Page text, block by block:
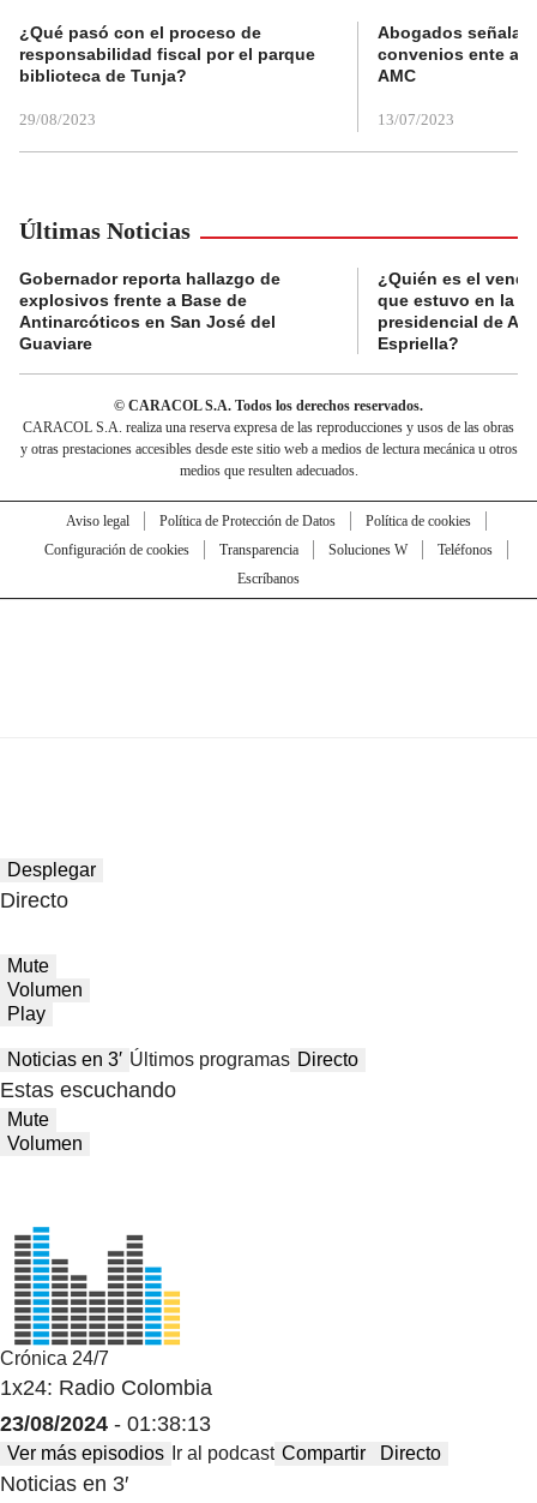
¿Qué pasó con el proceso de
responsabilidad fiscal por el parque
biblioteca de Tunja?
29/08/2023
Abogados
convenios ente
AMC
13/07/2023
Últimas Noticias
Gobernador reporta hallazgo de
explosivos frente a Base de
Antinarcóticos en San José del
Guaviare
¿Quién es el
que estuvo en la
presidencial de
Espriella?
© CARACOL S.A. Todos los derechos reservados.
CARACOL S.A. realiza una reserva expresa de las reproducciones y usos de las obras
y otras prestaciones accesibles desde este sitio web a medios de lectura mecánica u otros
medios que resulten adecuados.
Aviso legal Política de Protección de Datos
Política de cookies
Configuración de cookies
Transparencia Soluciones W
Teléfonos
Escríbanos
Desplegar
Directo
Mute
Volumen
Play
Noticias en 3′ Últimos programas Directo
Estas escuchando
Mute
Volumen
Crónica 24/7
1x24: Radio Colombia
23/08/2024 - 01:38:13
Ver más episodios Ir al podcast Compartir Directo
Noticias en 3′